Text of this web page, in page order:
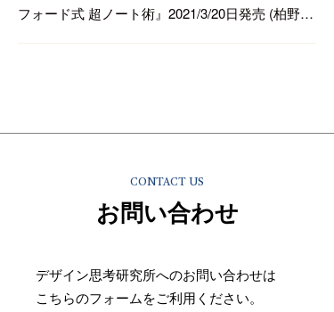
フォード式 超ノート術』2021/3/20日発売 (柏野尊
CONTACT US
お問い合わせ
デザイン思考研究所へのお問い合わせは
こちらのフォームをご利用ください。